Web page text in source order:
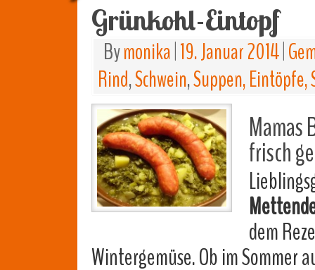
Grünkohl-Eintopf
Bymonika 19. Januar 2014
Rind,Schwein,Suppen, Eintöpfe,
frisch
dem
Wintergemüse. Ob im